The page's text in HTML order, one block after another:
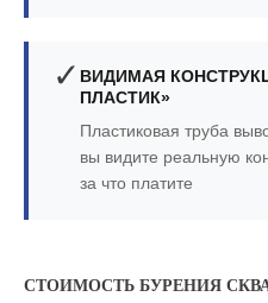
✓ ВИДИМАЯ
ПЛАСТИК»
Пластиковая труба
вы видите реальную
за что платите
СТОИМОСТЬ БУРЕНИЯ